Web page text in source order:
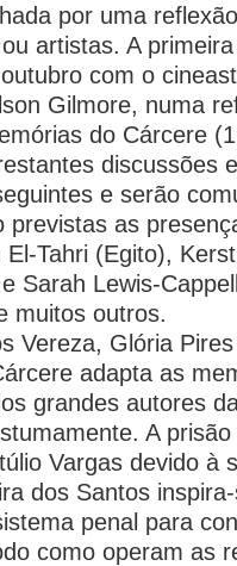
por uma
artistas. A
com o
Gilmore, numa
do Cárcere
discussões
e serão
previstas as
Tahri (Egito),
Sarah Lewis-
muitos outros.
Vereza, Glória
adapta as
grandes autores
A
Vargas devido à
dos Santos
penal para
como operam as